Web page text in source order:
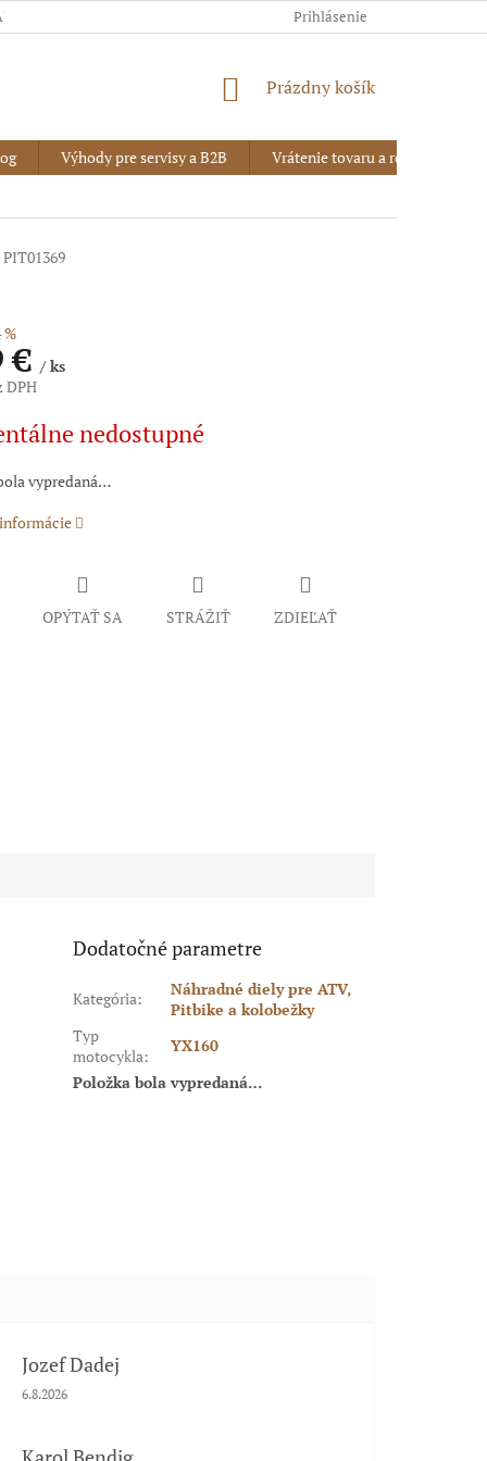
Prihlásenie
NÁKUPNÝ
Prázdny košík
Výhody pre servisy a B2B
Vrátenie tovaru a reklamácia
PIT01369
%
€/ ks
DPH
nedostupné
vypredaná…
OPÝTAŤ SA STRÁŽIŤ ZDIEĽAŤ
Dodatočné parametre
Kategória:
Náhradné diely pre ATV,
Pitbike a kolobežky
Typ
motocykla:
YX160
Položka bola vypredaná…
Jozef Dadej
Hodnotenie obchodu je 5 z 5 hviezdičiek.
6.8.2026